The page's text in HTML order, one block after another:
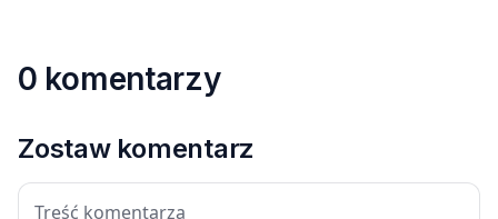
0 komentarzy
Zostaw komentarz